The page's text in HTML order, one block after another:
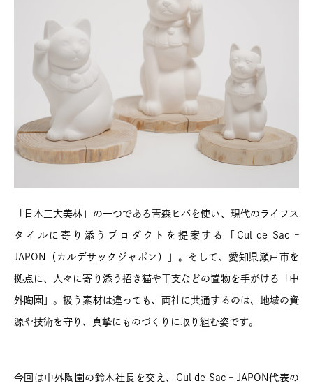
「日本三大美林」の一つである青森ヒバを使い、現代のライフス
タイルに寄り添うプロダクトを提案する「Cul de Sac –
JAPON（カルデサックジャポン）」。そして、愛知県瀬戸市を
拠点に、人々に寄り添う招き猫や干支などの置物を手がける「中
外陶園」。扱う素材は違っても、両社に共通するのは、地域の資
源や技術を守り、真摯にものづくりに取り組む姿です。
今回は中外陶園の鈴木社長を交え、Cul de Sac – JAPON代表の